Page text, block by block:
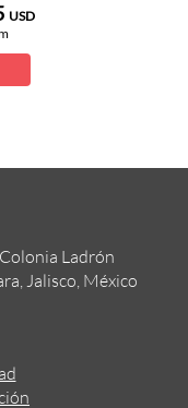
USD
Ladrón
Jalisco, México